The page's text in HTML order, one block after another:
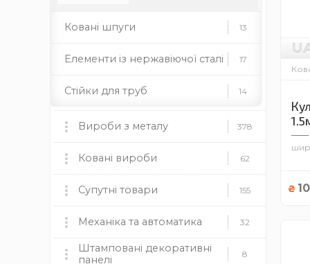
Ковані шпуги 13
Елементи із нержавіючої сталі 17
Стійки для труб 14
Вироби з металу 378
Мангали, пічки та аксесуари 60
мангали пічки
Камінні топки BOKAR
Ковані вироби 62
Ковані ворота 9
Ковані огорожі 12
Ковані навіси 8
Супутні товари 155
Пластикові заглушки 37
круглі прямокутні квадратні
Механіка та автоматика 32
Механіка 19
Штамповані декоративні
панелі
8
шир.
₴